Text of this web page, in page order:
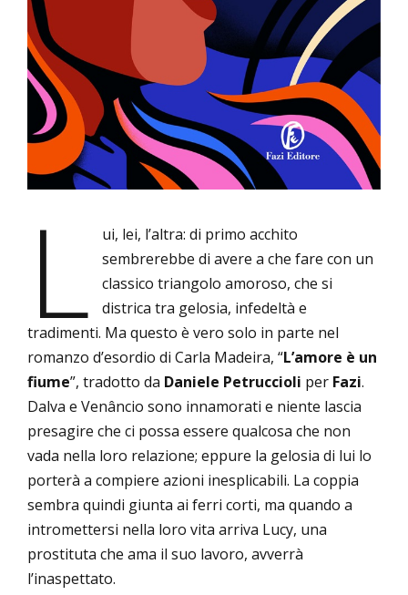
L
ui, lei, l’altra: di primo acchito
sembrerebbe di avere a che fare con un
classico triangolo amoroso, che si
districa tra gelosia, infedeltà e
tradimenti. Ma questo è vero solo in parte nel
romanzo d’esordio di Carla Madeira, “L’amore è un
fiume”, tradotto da Daniele Petruccioli per Fazi.
Dalva e Venâncio sono innamorati e niente lascia
presagire che ci possa essere qualcosa che non
vada nella loro relazione; eppure la gelosia di lui lo
porterà a compiere azioni inesplicabili. La coppia
sembra quindi giunta ai ferri corti, ma quando a
intromettersi nella loro vita arriva Lucy, una
prostituta che ama il suo lavoro, avverrà
l’inaspettato.